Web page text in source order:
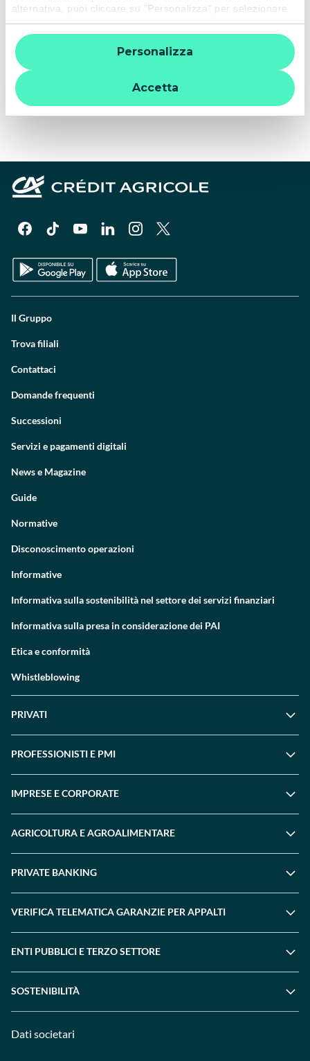
alternativa, puoi cliccare su "Personalizza" per selezionare
le categorie di cookie che desideri accettare. Cliccando sulla
“X” le impostazioni predefinite vengono lasciate invariate e
quindi la navigazione può continuare senza cookie o altri
strumenti di tracciamento diversi da quelli tecnici. Per
ulteriori informazioni:
informativa privacy
Accetta
Personalizza
contratto di mutuo / leasing finanziario.
LA SOSPENSIONE DELLE RATE POTRÀ ESSERE
RICHIESTA ENTRO IL 3 NOVEMBRE 2024.
IL NOSTRO PERSONALE RIMANE A COMPLETA
DISPOSIZIONE PER OGNI CHIARIMENTO.
Esemplificazione degli effetti della sospensione
Il Gruppo
Trova filiali
Contattaci
Domande frequenti
Successioni
Servizi e pagamenti digitali
News e Magazine
Guide
Normative
Disconoscimento operazioni
Informative
Informativa sulla sostenibilità nel settore dei servizi finanziari
Informativa sulla presa in considerazione dei PAI
Etica e conformità
Whistleblowing
PRIVATI
PROFESSIONISTI E PMI
IMPRESE E CORPORATE
AGRICOLTURA E AGROALIMENTARE
PRIVATE BANKING
VERIFICA TELEMATICA GARANZIE PER APPALTI
ENTI PUBBLICI E TERZO SETTORE
SOSTENIBILITÀ
Dati societari